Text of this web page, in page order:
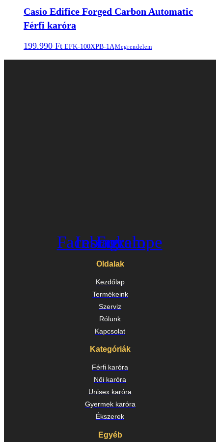
Casio Edifice Forged Carbon Automatic
Férfi karóra
199.990 Ft EFK-100XPB-1AMegrendelem
Facebook
Instagram
Envelope
Oldalak
Kezdőlap
Termékeink
Szerviz
Rólunk
Kapcsolat
Kategóriák
Férfi karóra
Női karóra
Unisex karóra
Gyermek karóra
Ékszerek
Egyéb